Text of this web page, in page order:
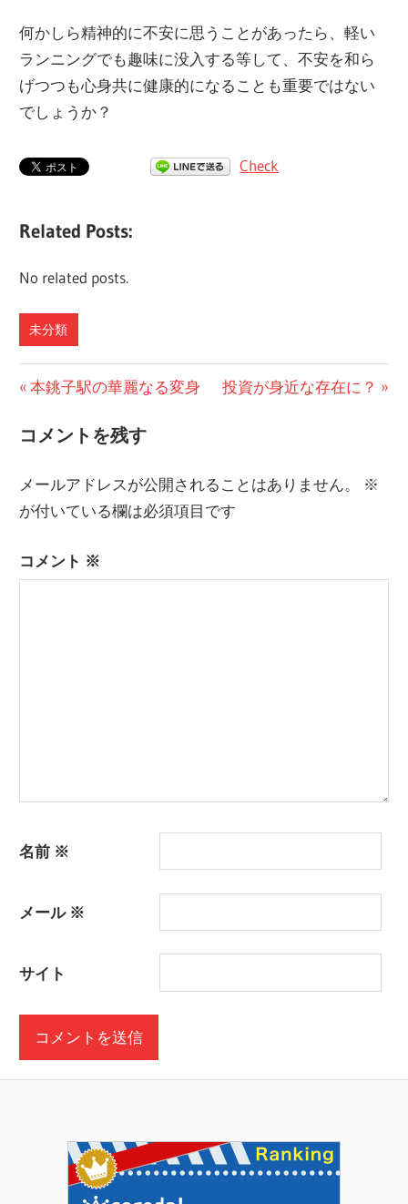
何かしら精神的に不安に思うことがあったら、軽い
ランニングでも趣味に没入する等して、不安を和ら
げつつも心身共に健康的になることも重要ではない
でしょうか？
Check
Related Posts:
No related posts.
未分類
稿
ナ
ビ
ゲ
ー
前
投
本銚子駅の華麗なる変身
次
投資が身近な存在に？
コメントを残す
メールアドレスが公開されることはありません。
※
が付いている欄は必須項目です
コメント ※
名前 ※
メール ※
サイト